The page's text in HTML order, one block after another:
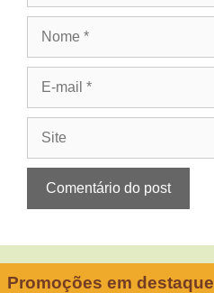
Promoções em destaque